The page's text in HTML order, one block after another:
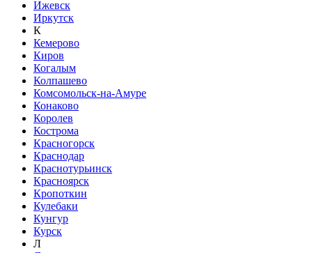
Ижевск
Иркутск
К
Кемерово
Киров
Когалым
Колпашево
Комсомольск-на-Амуре
Конаково
Королев
Кострома
Красногорск
Краснодар
Краснотурьинск
Красноярск
Кропоткин
Кулебаки
Кунгур
Курск
Л